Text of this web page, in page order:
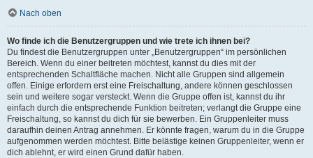
Nach oben
Wo finde ich die Benutzergruppen und wie trete ich ihnen bei?
Du findest die Benutzergruppen unter „Benutzergruppen“ im persönlichen
Bereich. Wenn du einer beitreten möchtest, kannst du dies mit der
entsprechenden Schaltfläche machen. Nicht alle Gruppen sind allgemein
offen. Einige erfordern erst eine Freischaltung, andere können geschlossen
sein und weitere sogar versteckt. Wenn die Gruppe offen ist, kannst du ihr
einfach durch die entsprechende Funktion beitreten; verlangt die Gruppe eine
Freischaltung, so kannst du dich für sie bewerben. Ein Gruppenleiter muss
daraufhin deinen Antrag annehmen. Er könnte fragen, warum du in die Gruppe
aufgenommen werden möchtest. Bitte belästige keinen Gruppenleiter, wenn er
dich ablehnt, er wird einen Grund dafür haben.